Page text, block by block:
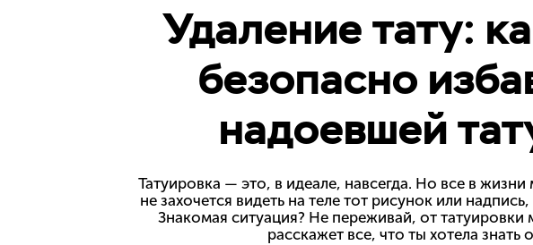
Удаление тату:
безопасно
надоевшей
Татуировка — это, в идеале, навсегда. Но все в
не захочется видеть на теле тот рисунок или
Знакомая ситуация? Не переживай, от
расскажет все, что ты хотела знать